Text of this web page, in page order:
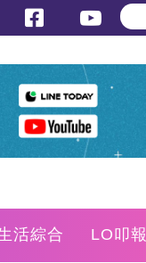
活綜合 LO叩報